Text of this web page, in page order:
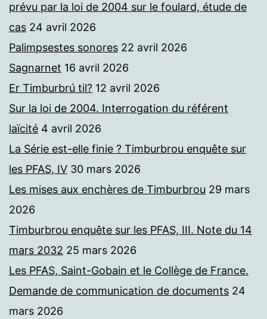
prévu par la loi de 2004 sur le foulard, étude de
cas 24 avril 2026
Palimpsestes sonores 22 avril 2026
Sagnarnet 16 avril 2026
Er Timburbrú til? 12 avril 2026
Sur la loi de 2004. Interrogation du référent
laïcité 4 avril 2026
La Série est-elle finie ? Timburbrou enquête sur
les PFAS, IV 30 mars 2026
Les mises aux enchères de Timburbrou 29 mars
2026
Timburbrou enquête sur les PFAS, III. Note du 14
mars 2032 25 mars 2026
Les PFAS, Saint-Gobain et le Collège de France.
Demande de communication de documents 24
mars 2026